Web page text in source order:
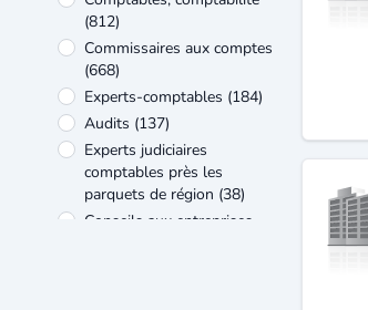
connexes
(1)
(812)
Commissaires aux comptes
(668)
Experts-comptables (184)
Audits (137)
Experts judiciaires
comptables près les
parquets de région (38)
Conseils aux entreprises